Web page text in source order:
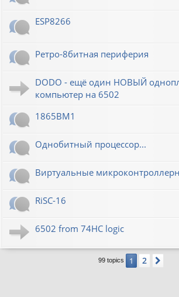
ESP8266
Ретро-8битная периферия
DODO - ещё один НОВЫЙ
компьютер на 6502
1865ВМ1
Однобитный процессор...
Виртуальные
RiSC-16
6502 from 74HC logic
99 topics 1 2